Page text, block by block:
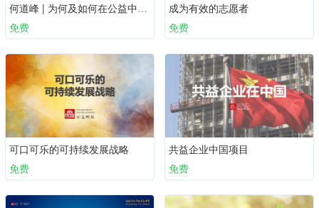
何道峰 | 为何及如何在公益中演绎自己的生命
免费
成为有效的志愿者
免费
可口可乐的可持续发展战略
免费
共益企业中国项目
免费